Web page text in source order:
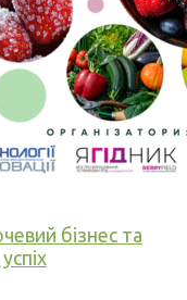
бізнес та